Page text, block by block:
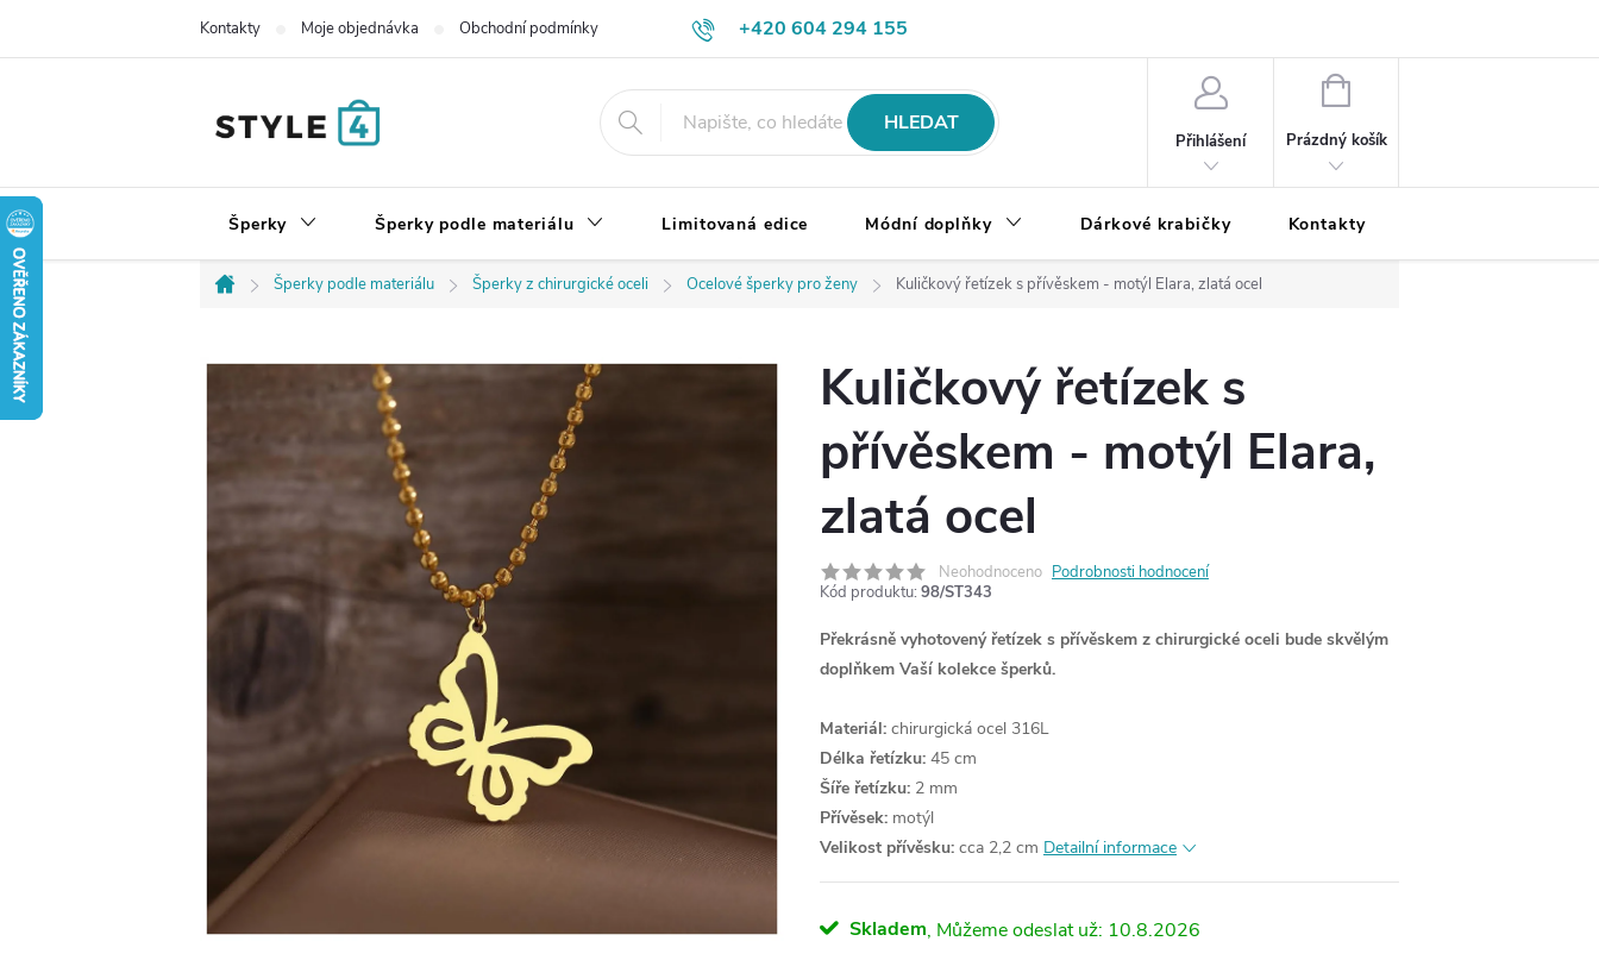
+420 604 294 155
Kontakty Moje objednávka Obchodní podmínky Výměna, vrácení a reklamace zboží
HLEDAT
Přihlášení
NÁKUPNÍ
Prázdný košík
Šperky Šperky podle materiálu Limitovaná edice Módní doplňky Dárkové krabičky Kontakty
Domů
Šperky podle materiálu Šperky z chirurgické oceli Ocelové šperky pro ženy Kuličkový řetízek s přívěskem - motýl Elara, zlatá ocel
Kuličkový řetízek s
přívěskem - motýl Elara,
zlatá ocel
Neohodnoceno Podrobnosti hodnocení
Kód produktu: 98/ST343
Překrásně vyhotovený řetízek s přívěskem z chirurgické oceli bude skvělým
doplňkem Vaší kolekce šperků.
Materiál: chirurgická ocel 316L
Délka řetízku: 45 cm
Šíře řetízku: 2 mm
Přívěsek: motýl
Velikost přívěsku: cca 2,2 cm Detailní informace
Skladem 10.8.2026